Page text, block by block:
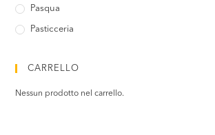
Pasqua
Pasticceria
CARRELLO
Nessun prodotto nel carrello.